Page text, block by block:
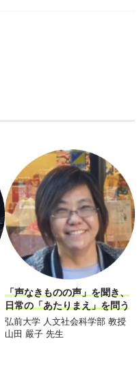
「声なきものの声」を聞き、
日常の「あたりまえ」を問う
弘前大学 人文社会科学部 教授
山田 嚴子 先生